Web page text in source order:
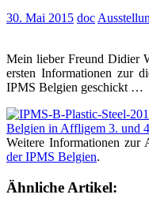
30. Mai 2015 doc
Mein lieber Freund Didier
ersten Informationen zur
IPMS Belgien geschickt …
Weitere Informationen zur
der IPMS Belgien.
Ähnliche Artikel: